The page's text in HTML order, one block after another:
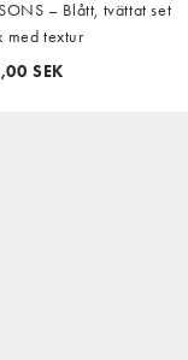
– Blått, tvättat set
med textur
SEK